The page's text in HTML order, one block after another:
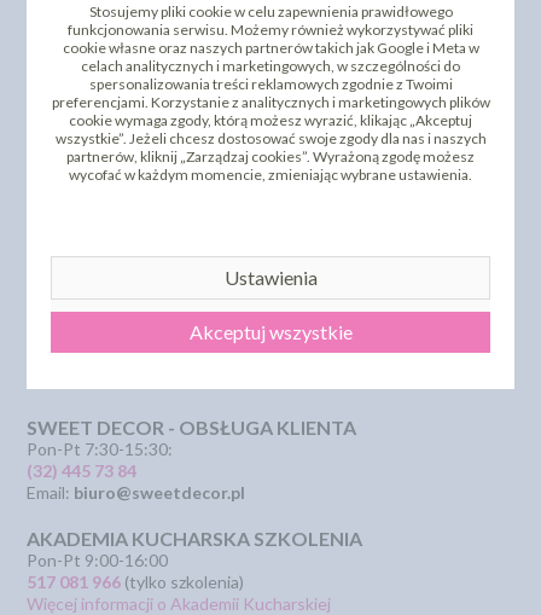
INFORMACJE
Kontakt
Dostawa i koszty wysyłki
Regulamin
Strona główna
Odbiór osobisty
Polityka Prywatności
Certyfikaty i Dokumentacje
KSeF
Pliki pomocy technicznej
OFERTA
Dla Biznesu
Szkolenia i kursy
Bestseller
Polecamy
Sklepy partnerskie
PROMOCJA - krótki termin
SWEET DECOR - OBSŁUGA KLIENTA
Pon-Pt 7:30-15:30:
(32) 445 73 84
Email: biuro@sweetdecor.pl
AKADEMIA KUCHARSKA SZKOLENIA
Pon-Pt 9:00-16:00
517 081 966 (tylko szkolenia)
Więcej informacji o Akademii Kucharskiej
Stosujemy pliki cookie w celu zapewnienia prawidłowego
funkcjonowania serwisu. Możemy również wykorzystywać pliki
cookie własne oraz naszych partnerów takich jak Google i Meta w
celach analitycznych i marketingowych, w szczególności do
spersonalizowania treści reklamowych zgodnie z Twoimi
preferencjami. Korzystanie z analitycznych i marketingowych plików
cookie wymaga zgody, którą możesz wyrazić, klikając „Akceptuj
wszystkie”. Jeżeli chcesz dostosować swoje zgody dla nas i naszych
partnerów, kliknij „Zarządzaj cookies”. Wyrażoną zgodę możesz
wycofać w każdym momencie, zmieniając wybrane ustawienia.
Ustawienia
Akceptuj wszystkie